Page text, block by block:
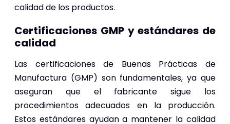
calidad de los productos.
Certificaciones GMP y estándares de
calidad
Las certificaciones de Buenas Prácticas de
Manufactura (GMP) son fundamentales, ya que
aseguran que el fabricante sigue los
procedimientos adecuados en la producción.
Estos estándares ayudan a mantener la calidad